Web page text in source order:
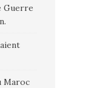
Guerre
Maroc